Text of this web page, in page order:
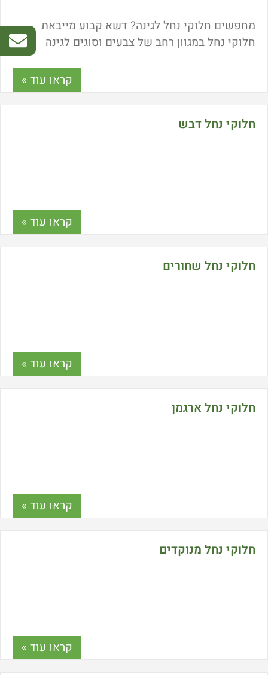
מחפשים חלוקי נחל לגינה? דשא קבוע מייבאת
חלוקי נחל במגוון רחב של צבעים וסוגים לגינה
יוקרתי ויש להם יתרונות רבים. היכן ניתן לרכוש
חלוקי נחל ישירות מהיבואן? מה המחיר של חלוקי
המומלצות? כל התשובות במאמר הבא!
קראו עוד »
חלוקי נחל דבש
קראו עוד »
חלוקי נחל שחורים
קראו עוד »
חלוקי נחל ארגמן
קראו עוד »
חלוקי נחל מנוקדים
קראו עוד »